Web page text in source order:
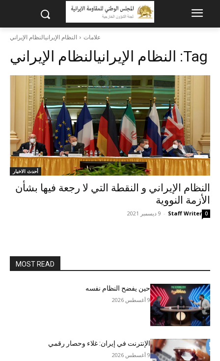
علامات النظام الإيرانيالنظام الإيراني
Tag: النظام الإيرانيالنظام الإيراني
أحدث الاخبار
النظام الإيراني و النقطة التي لا رجعة فيها بشأن
الأزمة النووية
Staff Writer
- 9 ديسمبر 2021 0
MOST READ
حين يفضح النظام نفسه
9 أغسطس 2026
الإنترنت في إيران: غلاء وحصار رقمي
9 أغسطس 2026